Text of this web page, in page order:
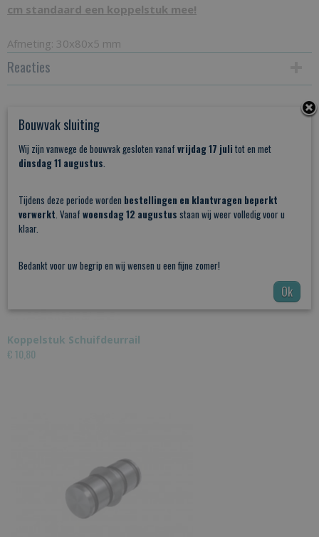
cm standaard een koppelstuk mee!
Afmeting: 30x80x5 mm
Reacties
Ook interessant
Koppelstuk Schuifdeurrail
€ 10,80
Bouwvak sluiting
Wij zijn vanwege de bouwvak gesloten vanaf vrijdag 17 juli tot en met
dinsdag 11 augustus.
Tijdens deze periode worden bestellingen en klantvragen beperkt
verwerkt. Vanaf woensdag 12 augustus staan wij weer volledig voor u
klaar.
Bedankt voor uw begrip en wij wensen u een fijne zomer!
Ok